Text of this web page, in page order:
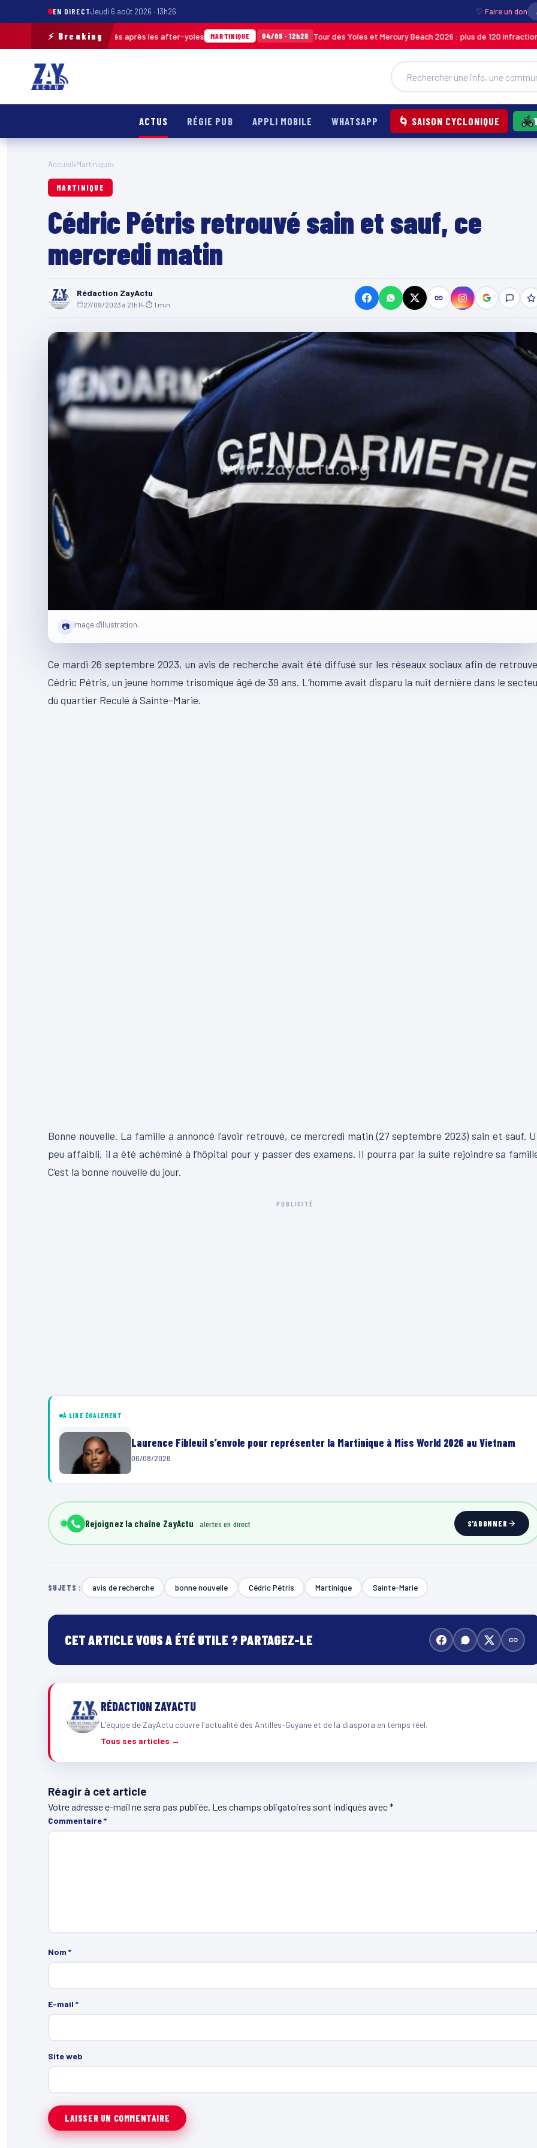
EN DIRECTJeudi 6 août 2026 · 13h26 ♡ Faire un don
⚡ Breaking
déchets ramassés après les after-yoles MARTINIQUE 04/08 · 12h29 Tour des Yoles et Mercury Beach 2026 : plus de 120 infractions relevées
ACTUS RÉGIE PUB APPLI MOBILE WHATSAPP 🌀 SAISON CYCLONIQUE
Accueil›Martinique›
MARTINIQUE
Cédric Pétris retrouvé sain et sauf, ce
mercredi matin
Rédaction ZayActu
27/09/2023 à 21h14 ⏱ 1 min
📷 Image d'illustration.
Ce mardi 26 septembre 2023, un avis de recherche avait été diffusé sur les réseaux sociaux afin de
Cédric Pétris, un jeune homme trisomique âgé de 39 ans. L’homme avait disparu la nuit dernière dans le
du quartier Reculé à Sainte-Marie.
Bonne nouvelle. La famille a annoncé l’avoir retrouvé, ce mercredi matin (27 septembre 2023) sain et sauf.
peu affaibli, il a été achéminé à l’hôpital pour y passer des examens. Il pourra par la suite rejoindre sa
C’est la bonne nouvelle du jour.
PUBLICITÉ
À LIRE ÉGALEMENT
Laurence Fibleuil s’envole pour représenter la Martinique à Miss World 2026 au Vietnam
06/08/2026
Rejoignez la chaîne ZayActu S'ABONNER
SUJETS : avis de recherche bonne nouvelle Cédric Pétris Martinique Sainte-Marie
CET ARTICLE VOUS A ÉTÉ UTILE ? PARTAGEZ-LE
RÉDACTION ZAYACTU
L'équipe de ZayActu couvre l'actualité des Antilles-Guyane et de la diaspora en temps réel.
Tous ses articles →
Réagir à cet article
Votre adresse e-mail ne sera pas publiée. Les champs obligatoires sont indiqués avec*
Commentaire*
Nom *
E-mail *
Site web